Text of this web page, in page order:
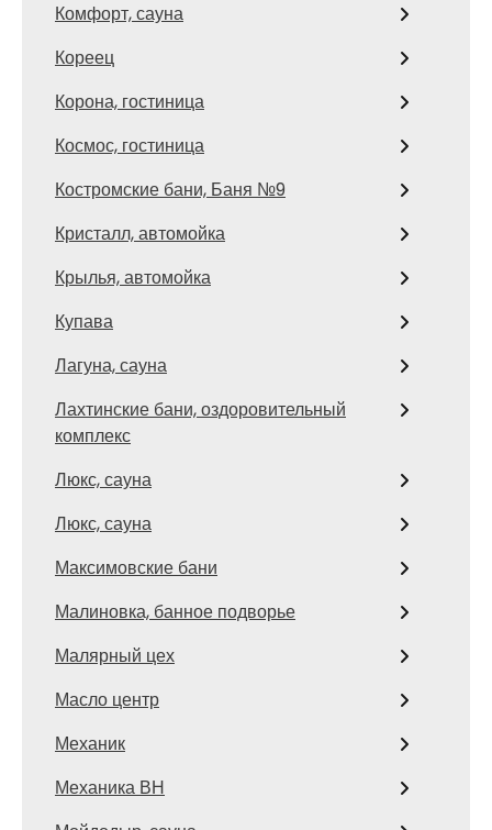
Комфорт, сауна
Кореец
Корона, гостиница
Космос, гостиница
Костромские бани, Баня №9
Кристалл, автомойка
Крылья, автомойка
Купава
Лагуна, сауна
Лахтинские бани, оздоровительный
комплекс
Люкс, сауна
Люкс, сауна
Максимовские бани
Малиновка, банное подворье
Малярный цех
Масло центр
Механик
Механика ВН